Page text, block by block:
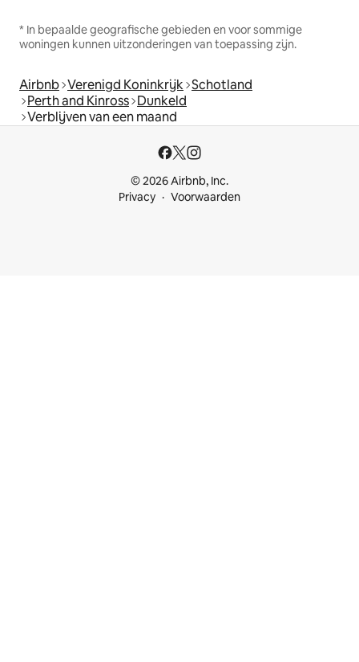
* In bepaalde geografische gebieden en voor sommige
woningen kunnen uitzonderingen van toepassing zijn.
Airbnb Verenigd Koninkrijk Schotland
Perth and Kinross Dunkeld
Verblijven van een maand
© 2026 Airbnb, Inc.
Privacy
Voorwaarden